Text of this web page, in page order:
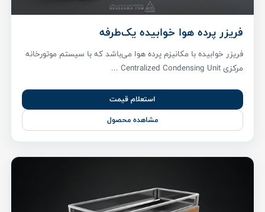
فریزر پرده هوا خوابیده یک‌طرفه
فریزر خوابیده با مکانیزم پرده هوا می‌باشد که با سیستم موتورخانه
مرکزی Centralized Condensing Unit ...
استعلام قیمت
مشاهده محصول